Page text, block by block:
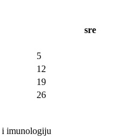
sre
5
12
19
26
imunologiju